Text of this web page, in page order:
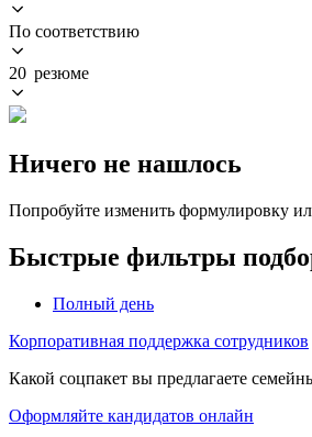
По соответствию
20 резюме
Ничего не нашлось
Попробуйте изменить формулировку
Быстрые фильтры
Полный день
Корпоративная поддержка сотрудников
Какой соцпакет вы предлагаете
Оформляйте кандидатов онлайн